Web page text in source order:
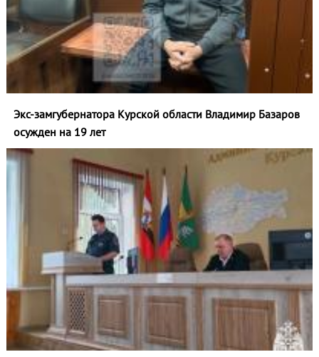
Экс-замгубернатора Курской области Владимир Базаров
осужден на 19 лет